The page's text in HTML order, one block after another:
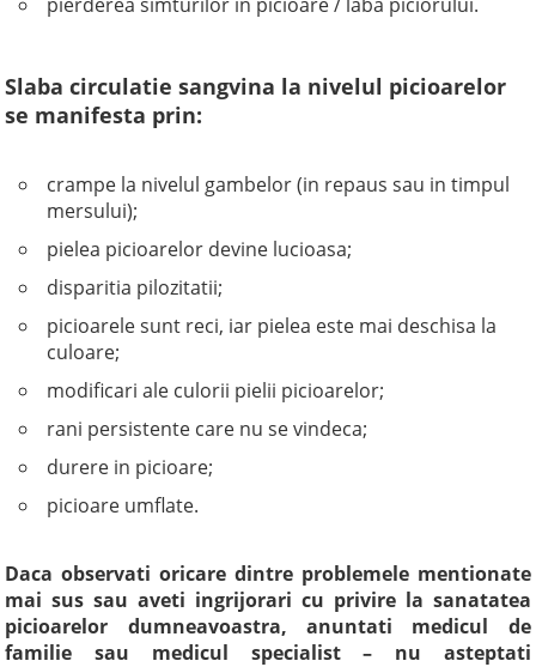
Slaba circulatie sangvina la nivelul picioarelor
se manifesta prin:
crampe la nivelul gambelor (in repaus sau in timpul
mersului);
pielea picioarelor devine lucioasa;
disparitia pilozitatii;
picioarele sunt reci, iar pielea este mai deschisa la
culoare;
modificari ale culorii pielii picioarelor;
rani persistente care nu se vindeca;
durere in picioare;
picioare umflate.
Daca observati oricare dintre problemele mentionate
mai sus sau aveti ingrijorari cu privire la sanatatea
picioarelor dumneavoastra, anuntati medicul de
familie sau medicul specialist – nu asteptati